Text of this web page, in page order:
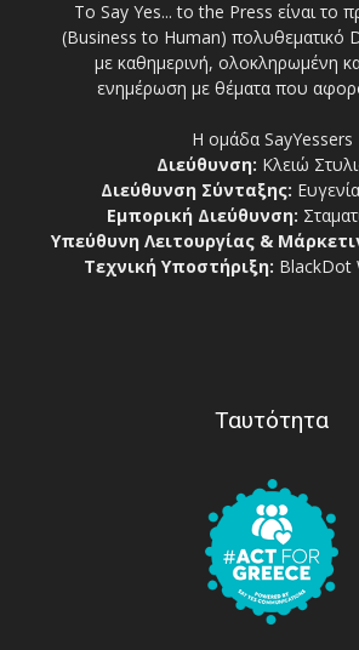
Το Say Yes... to the Press είναι το
(Business to Human) πολυθεματικό
με καθημερινή, ολοκληρωμένη
ενημέρωση με θέματα που
Η ομάδα SayYessers
Διεύθυνση: Κλειώ
Διεύθυνση Σύνταξης:
Εμπορική Διεύθυνση:
Υπεύθυνη Λειτουργίας &
Τεχνική Υποστήριξη: BlackDot
Ταυτότητα